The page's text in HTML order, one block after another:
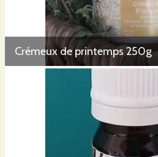
Crémeux de printemps 250g